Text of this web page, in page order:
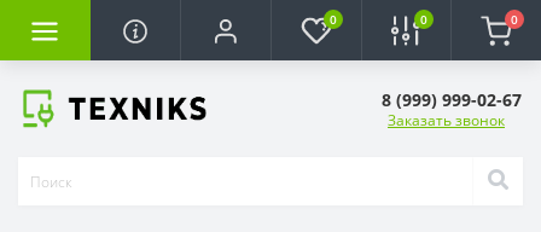
0 0 0
8 (999) 999-02-67
Заказать звонок